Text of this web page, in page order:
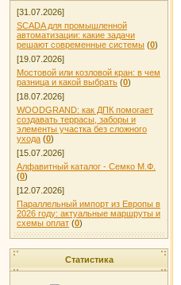
[31.07.2026]
SCADA для промышленной
автоматизации: какие задачи
решают современные системы (0)
[19.07.2026]
Мостовой или козловой кран: в чем
разница и какой выбрать (0)
[18.07.2026]
WOODGRAND: как ДПК помогает
создавать террасы, заборы и
элементы участка без сложного
ухода (0)
[15.07.2026]
Алфавитный каталог - Семко М.Ф.
(0)
[12.07.2026]
Параллельный импорт из Европы в
2026 году: актуальные маршруты и
схемы оплат (0)
Статистика